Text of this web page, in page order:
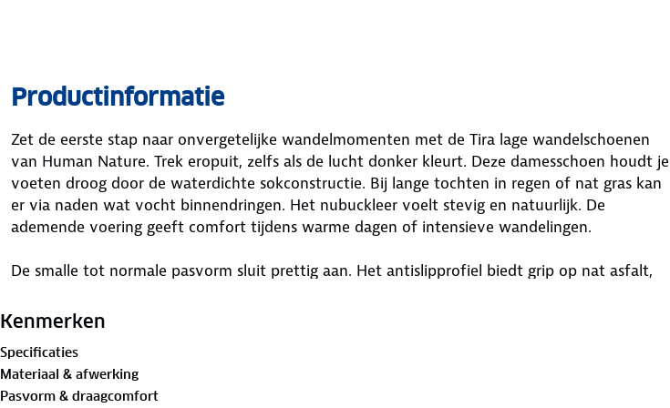
Productinformatie
Zet de eerste stap naar onvergetelijke wandelmomenten met de Tira lage wandelschoenen
van Human Nature. Trek eropuit, zelfs als de lucht donker kleurt. Deze damesschoen houdt je
voeten droog door de waterdichte sokconstructie. Bij lange tochten in regen of nat gras kan
er via naden wat vocht binnendringen. Het nubuckleer voelt stevig en natuurlijk. De
ademende voering geeft comfort tijdens warme dagen of intensieve wandelingen.
De smalle tot normale pasvorm sluit prettig aan. Het antislipprofiel biedt grip op nat asfalt,
onverwachte obstakels. Reflecterende details op de hiel zorgen dat je zichtbaar bent bij
avontuurlijke routes.
gaan!De Tira is er ook in een
Kenmerken
Specificaties
Materiaal & afwerking
Pasvorm & draagcomfort